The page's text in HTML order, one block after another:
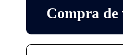
Compra de